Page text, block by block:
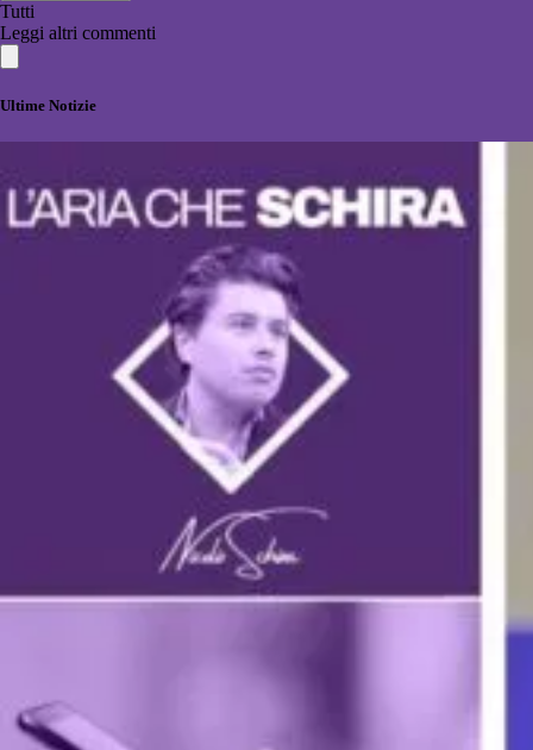
Tutti
Leggi altri commenti
Ultime Notizie